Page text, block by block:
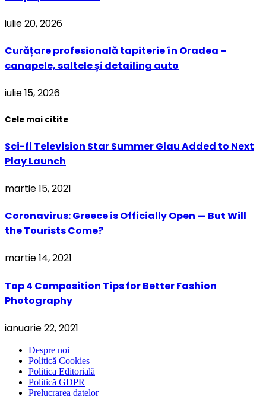
iulie 20, 2026
Curățare profesională tapiterie în Oradea –
canapele, saltele și detailing auto
iulie 15, 2026
Cele mai citite
Sci-fi Television Star Summer Glau Added to Next
Play Launch
martie 15, 2021
Coronavirus: Greece is Officially Open — But Will
the Tourists Come?
martie 14, 2021
Top 4 Composition Tips for Better Fashion
Photography
ianuarie 22, 2021
Despre noi
Politică Cookies
Politica Editorială
Politică GDPR
Prelucrarea datelor